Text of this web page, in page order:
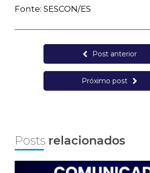
Fonte: SESCON/ES
Post anterior
Próximo post
Posts relacionados